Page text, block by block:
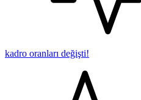
kadro oranları değişti!